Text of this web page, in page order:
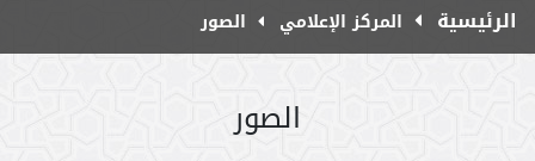
الرئيسية المركز الإعلامي الصور
الصور